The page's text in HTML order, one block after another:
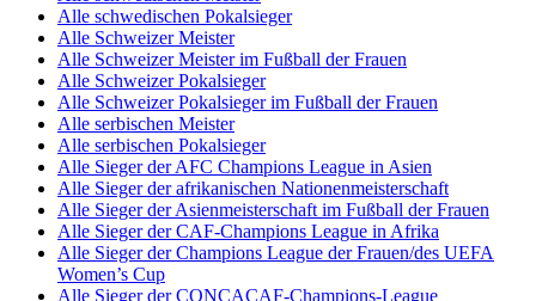
Alle schwedischen Pokalsieger
Alle Schweizer Meister
Alle Schweizer Meister im Fußball der Frauen
Alle Schweizer Pokalsieger
Alle Schweizer Pokalsieger im Fußball der Frauen
Alle serbischen Meister
Alle serbischen Pokalsieger
Alle Sieger der AFC Champions League in Asien
Alle Sieger der afrikanischen Nationenmeisterschaft
Alle Sieger der Asienmeisterschaft im Fußball der Frauen
Alle Sieger der CAF-Champions League in Afrika
Alle Sieger der Champions League der Frauen/des UEFA
Women’s Cup
Alle Sieger der CONCACAF-Champions-League